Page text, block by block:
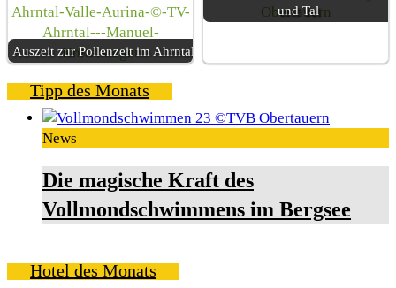
Auszeit zur Pollenzeit im Ahrntal
und Tal
Tipp des Monats
News
Die magische Kraft des
Vollmondschwimmens im Bergsee
Hotel des Monats